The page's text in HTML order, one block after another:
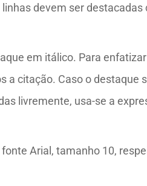
devem ser destacadas
em itálico. Para
a citação. Caso o destaque
livremente, usa-se a
fonte Arial, tamanho 10,